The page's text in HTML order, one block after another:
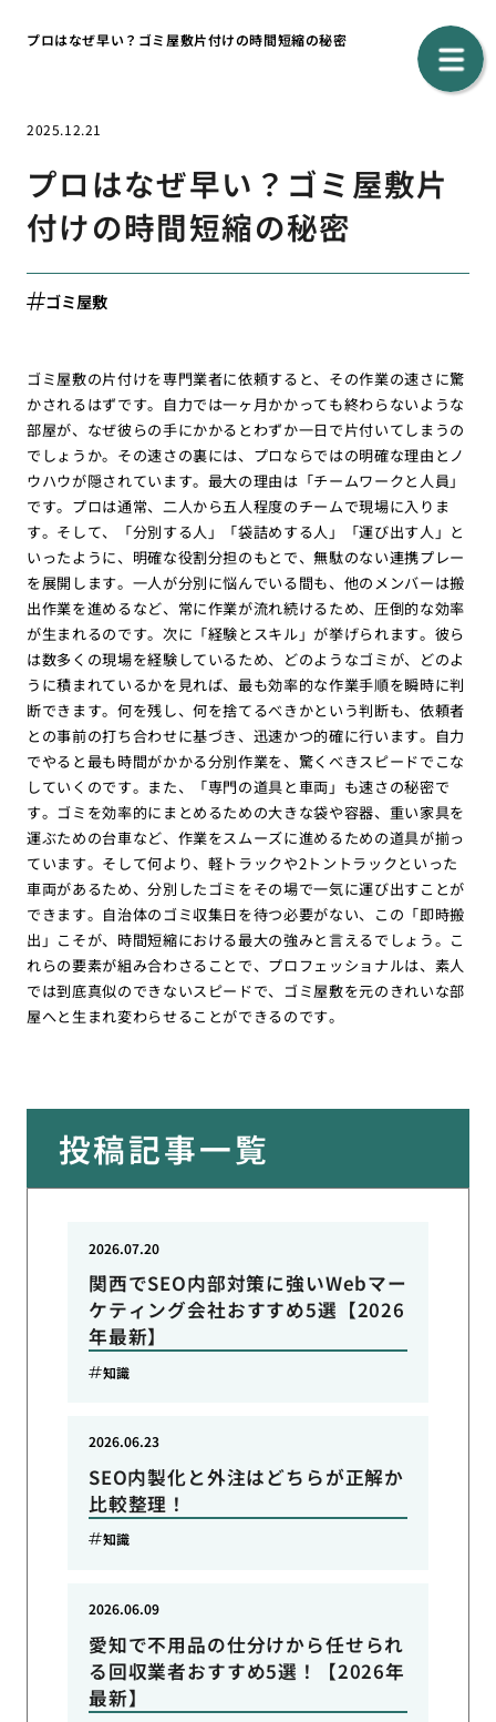
プロはなぜ早い？ゴミ屋敷片付けの時間短縮の秘密
2025.12.21
プロはなぜ早い？ゴミ屋敷片
付けの時間短縮の秘密
ゴミ屋敷
ゴミ屋敷の片付けを専門業者に依頼すると、その作業の速さに驚
かされるはずです。自力では一ヶ月かかっても終わらないような
部屋が、なぜ彼らの手にかかるとわずか一日で片付いてしまうの
でしょうか。その速さの裏には、プロならではの明確な理由とノ
ウハウが隠されています。最大の理由は「チームワークと人員」
です。プロは通常、二人から五人程度のチームで現場に入りま
す。そして、「分別する人」「袋詰めする人」「運び出す人」と
いったように、明確な役割分担のもとで、無駄のない連携プレー
を展開します。一人が分別に悩んでいる間も、他のメンバーは搬
出作業を進めるなど、常に作業が流れ続けるため、圧倒的な効率
が生まれるのです。次に「経験とスキル」が挙げられます。彼ら
は数多くの現場を経験しているため、どのようなゴミが、どのよ
うに積まれているかを見れば、最も効率的な作業手順を瞬時に判
断できます。何を残し、何を捨てるべきかという判断も、依頼者
との事前の打ち合わせに基づき、迅速かつ的確に行います。自力
でやると最も時間がかかる分別作業を、驚くべきスピードでこな
していくのです。また、「専門の道具と車両」も速さの秘密で
す。ゴミを効率的にまとめるための大きな袋や容器、重い家具を
運ぶための台車など、作業をスムーズに進めるための道具が揃っ
ています。そして何より、軽トラックや2トントラックといった
車両があるため、分別したゴミをその場で一気に運び出すことが
できます。自治体のゴミ収集日を待つ必要がない、この「即時搬
出」こそが、時間短縮における最大の強みと言えるでしょう。こ
れらの要素が組み合わさることで、プロフェッショナルは、素人
では到底真似のできないスピードで、ゴミ屋敷を元のきれいな部
屋へと生まれ変わらせることができるのです。
投稿記事一覧
関西でSEO内部対策に強いWebマー
ケティング会社おすすめ5選【2026
年最新】
2026.07.20
知識
SEO内製化と外注はどちらが正解か
比較整理！
2026.06.23
知識
愛知で不用品の仕分けから任せられ
る回収業者おすすめ5選！【2026年
最新】
2026.06.09